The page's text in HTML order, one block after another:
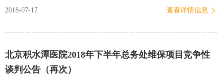
419.5610新街口院区两台；回龙观院区两台注：1、本次招标，投标人
项目第1包核心（第1包核心产品指：转运车）产品相品牌的投标处理
方法遵照《政府采购货物和服务招标投标管理办法》（财政部令第87
2018-07-17 查看详情信息
北京积水潭医院2018年下半年总务处维保项目竞争性
谈判公告（再次）